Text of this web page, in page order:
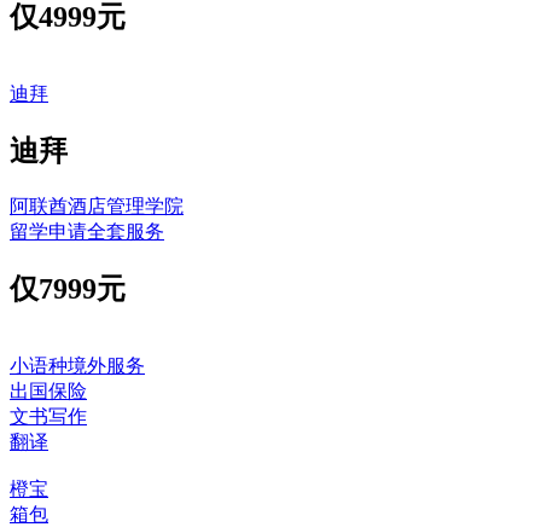
仅4999元
迪拜
迪拜
阿联酋酒店管理学院
留学申请全套服务
仅7999元
小语种境外服务
出国保险
文书写作
翻译
橙宝
箱包